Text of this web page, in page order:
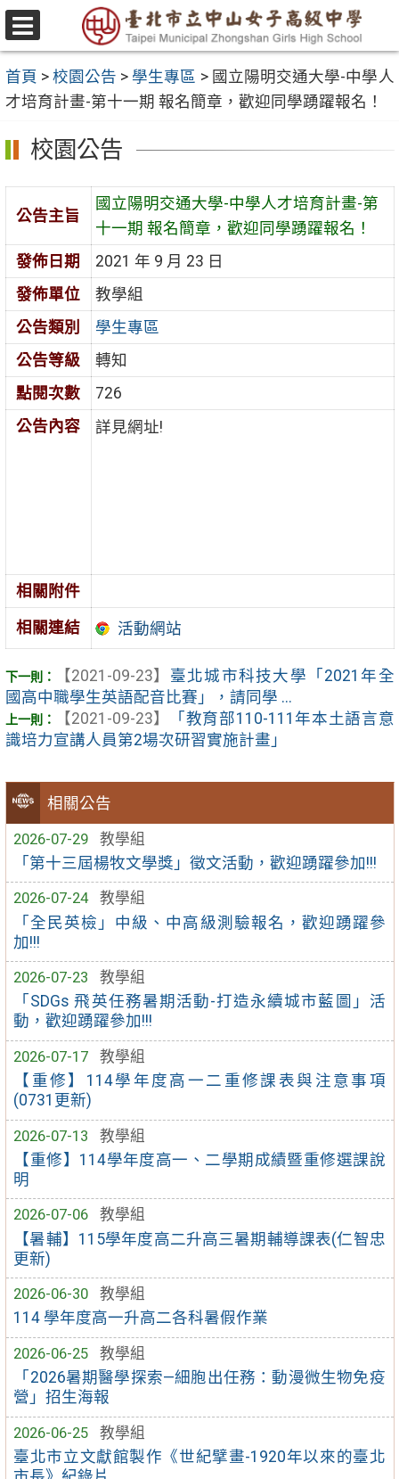
跳
至
要
內
容
區
選
單
首頁 > 校園公告 > 學生專區 > 國立陽明交通大學-中學人
才培育計畫-第十一期 報名簡章，歡迎同學踴躍報名！
相關公告
2026-07-29
教學組
「第十三屆楊牧文學獎」徵文活動，歡迎踴躍參加!!!
2026-07-24
教學組
「全民英檢」中級、中高級測驗報名，歡迎踴躍參
加!!!
2026-07-23
教學組
「SDGs 飛英任務暑期活動-打造永續城市藍圖」活
動，歡迎踴躍參加!!!
2026-07-17
教學組
【重修】114學年度高一二重修課表與注意事項
(0731更新)
2026-07-13
教學組
【重修】114學年度高一、二學期成績暨重修選課說
明
2026-07-06
教學組
【暑輔】115學年度高二升高三暑期輔導課表(仁智忠
更新)
2026-06-30
教學組
114 學年度高一升高二各科暑假作業
2026-06-25
教學組
「2026暑期醫學探索—細胞出任務：動漫微生物免疫
營」招生海報
2026-06-25
教學組
臺北市立文獻館製作《世紀擘畫-1920年以來的臺北
校園公告
公告主旨
國立陽明交通大學-中學人才培育計畫-第
十一期 報名簡章，歡迎同學踴躍報名！
發佈日期
2021 年 9 月 23 日
發佈單位
教學組
公告類別
學生專區
公告等級
轉知
點閱次數
726
公告內容
詳見網址!
相關附件
相關連結 活動網站
【2021-09-23】
臺北城市科技大學「2021年全
國高中職學生英語配音比賽」，請同學 ...
【2021-09-23】
「教育部110-111年本土語言意
識培力宣講人員第2場次研習實施計畫」